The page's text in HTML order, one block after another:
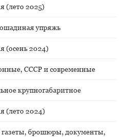
(лето 2025)
упряжь
(осень 2024)
СССР и современные
крупногабаритное
(лето 2024)
брошюры, документы,